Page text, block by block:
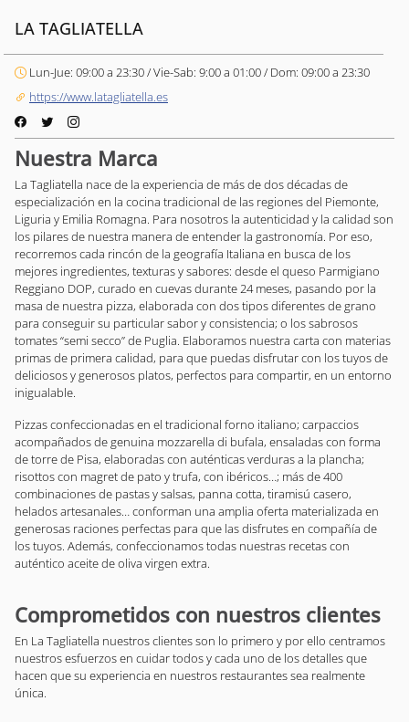
LA TAGLIATELLA
Lun-Jue: 09:00 a 23:30 / Vie-Sab: 9:00 a 01:00 / Dom: 09:00 a 23:30
https://www.latagliatella.es
Nuestra Marca
La Tagliatella nace de la experiencia de más de dos décadas de
especialización en la cocina tradicional de las regiones del Piemonte,
Liguria y Emilia Romagna. Para nosotros la autenticidad y la calidad son
los pilares de nuestra manera de entender la gastronomía. Por eso,
recorremos cada rincón de la geografía Italiana en busca de los
mejores ingredientes, texturas y sabores: desde el queso Parmigiano
Reggiano DOP, curado en cuevas durante 24 meses, pasando por la
masa de nuestra pizza, elaborada con dos tipos diferentes de grano
para conseguir su particular sabor y consistencia; o los sabrosos
tomates “semi secco” de Puglia. Elaboramos nuestra carta con materias
primas de primera calidad, para que puedas disfrutar con los tuyos de
deliciosos y generosos platos, perfectos para compartir, en un entorno
inigualable.
Pizzas confeccionadas en el tradicional forno italiano; carpaccios
acompañados de genuina mozzarella di bufala, ensaladas con forma
de torre de Pisa, elaboradas con auténticas verduras a la plancha;
risottos con magret de pato y trufa, con ibéricos…; más de 400
combinaciones de pastas y salsas, panna cotta, tiramisú casero,
helados artesanales… conforman una amplia oferta materializada en
generosas raciones perfectas para que las disfrutes en compañía de
los tuyos. Además, confeccionamos todas nuestras recetas con
auténtico aceite de oliva virgen extra.
Comprometidos con nuestros clientes
En La Tagliatella nuestros clientes son lo primero y por ello centramos
nuestros esfuerzos en cuidar todos y cada uno de los detalles que
hacen que su experiencia en nuestros restaurantes sea realmente
única.